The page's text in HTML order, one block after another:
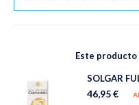
Este producto
SOLGAR
46,95 €